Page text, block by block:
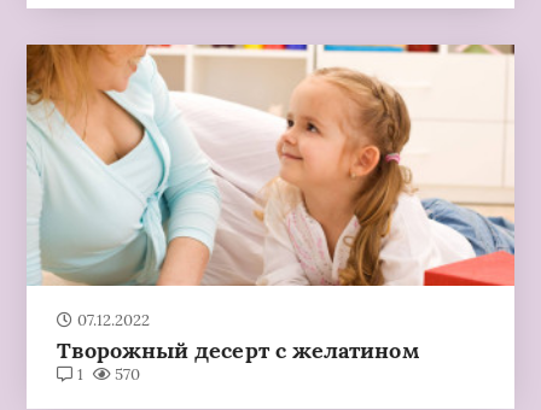
07.12.2022
Творожный десерт с желатином
1 570